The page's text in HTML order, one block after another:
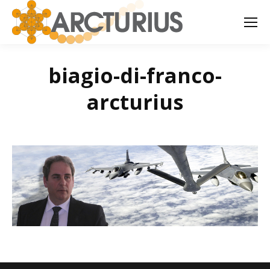
biagio-di-franco-
arcturius